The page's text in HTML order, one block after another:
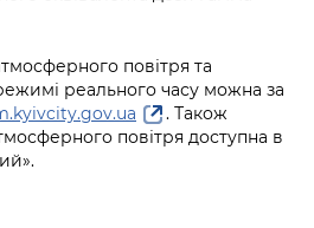
повітря та
реального часу можна за
. Також
повітря доступна в